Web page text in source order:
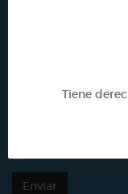
Enviar
Tiene